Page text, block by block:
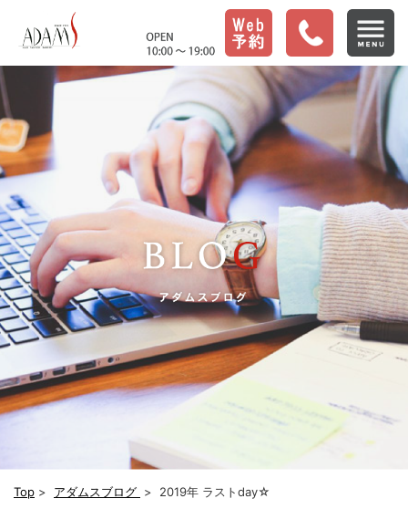
Top > アダムスブログ > 2019年 ラストday☆